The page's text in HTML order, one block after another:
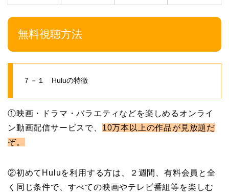
無料視聴方法
７－１ Huluの特徴
①映画・ドラマ・バラエティなどを楽しめるオンライ
ン動画配信サービスで、 10万本以上の作品が見放題だ
ぞ。
②初めてHuluを利用する方は、２週間、有料会員と全
く同じ条件で、すべての映画やテレビ番組等を楽しむ